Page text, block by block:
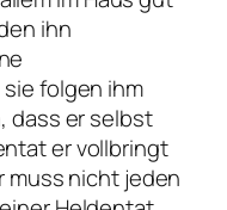
ihn
folgen ihm
dass er selbst
er vollbringt
muss nicht jeden